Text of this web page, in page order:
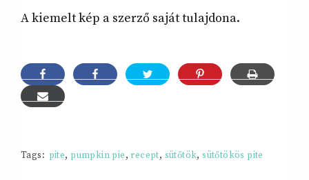
A kiemelt kép a szerző saját tulajdona.
Tags: pite, pumpkin pie,recept, sütőtök,sütőtökös pite